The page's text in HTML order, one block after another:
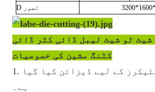
D تصور
شیٹ ٹو شیٹ لیبل ڈائی کٹر ڈائی
کٹنگ مشین کی خصوصیات
1. ڈائی کٹ اسٹیکرز کے لیے ڈیزائن کیا گیا
ہے۔